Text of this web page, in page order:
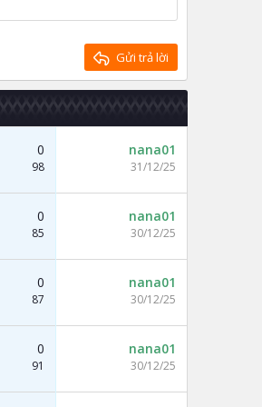
Gửi trả lời
0
98
nana01
31/12/25
0
85
nana01
30/12/25
0
87
nana01
30/12/25
0
91
nana01
30/12/25